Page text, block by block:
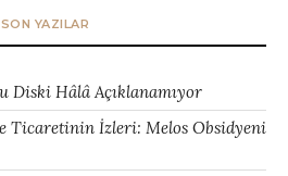
SON YAZILAR
Diski Hâlâ Açıklanamıyor
Ticaretinin İzleri: Melos Obsidyeni